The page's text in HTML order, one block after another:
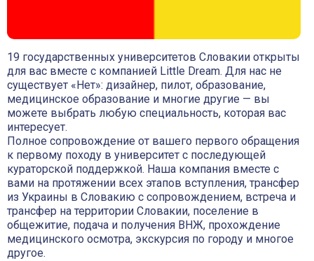
19 государственных университетов Словакии открыты
для вас вместе с компанией Little Dream. Для нас не
существует «Нет»: дизайнер, пилот, образование,
медицинское образование и многие другие — вы
можете выбрать любую специальность, которая вас
интересует.
Полное сопровождение от вашего первого обращения
к первому походу в университет с последующей
кураторской поддержкой. Наша компания вместе с
вами на протяжении всех этапов вступления, трансфер
из Украины в Словакию с сопровождением, встреча и
трансфер на территории Словакии, поселение в
общежитие, подача и получения ВНЖ, прохождение
медицинского осмотра, экскурсия по городу и многое
другое.